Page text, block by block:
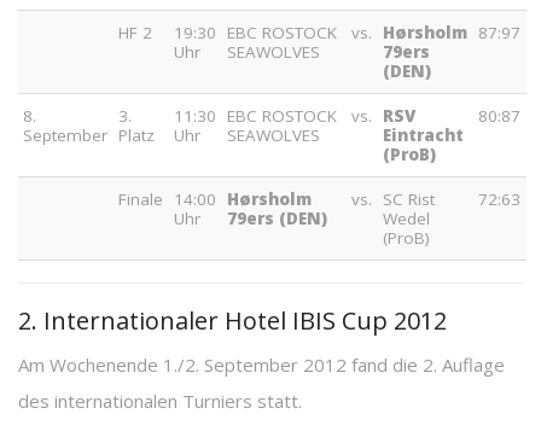
HF 2
19:30
Uhr
EBC ROSTOCK
SEAWOLVES
vs.
Hørsholm
79ers
(DEN)
87:97
8.
September
3.
Platz
11:30
Uhr
EBC ROSTOCK
SEAWOLVES
vs.
RSV
Eintracht
(ProB)
80:87
Finale
14:00
Uhr
Hørsholm
79ers (DEN)
vs.
SC Rist
Wedel
(ProB)
72:63
2. Internationaler Hotel IBIS Cup 2012
Am Wochenende 1./2. September 2012 fand die 2. Auflage
des internationalen Turniers statt.